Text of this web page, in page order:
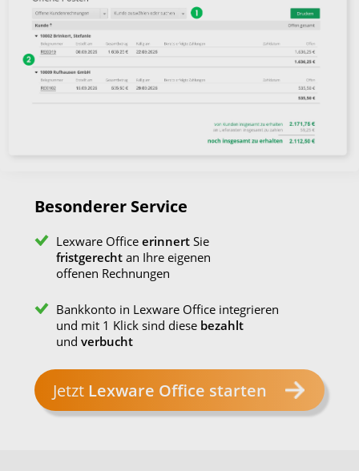
Besonderer Service
Lexware Office erinnert Sie
fristgerecht an Ihre eigenen
offenen Rechnungen
Bankkonto in Lexware Office integrieren
und mit 1 Klick sind diese bezahlt
und verbucht
Jetzt Lexware Office starten